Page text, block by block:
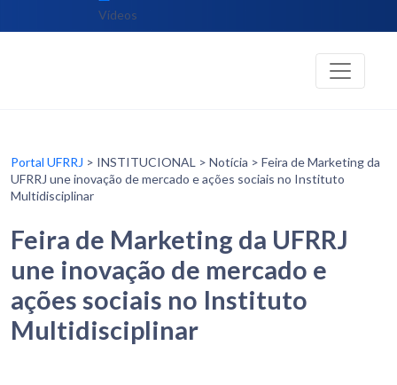
Vídeos
Portal UFRRJ > INSTITUCIONAL > Notícia > Feira de Marketing da
UFRRJ une inovação de mercado e ações sociais no Instituto
Multidisciplinar
Feira de Marketing da UFRRJ
une inovação de mercado e
ações sociais no Instituto
Multidisciplinar